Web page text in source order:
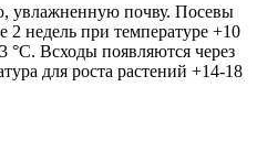
увлажненную почву. Посевы
2 недель при температуре +10
°С. Всходы появляются через
для роста растений +14-18